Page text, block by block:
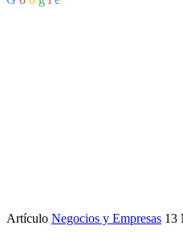
Artículo Negocios y Empresas 13